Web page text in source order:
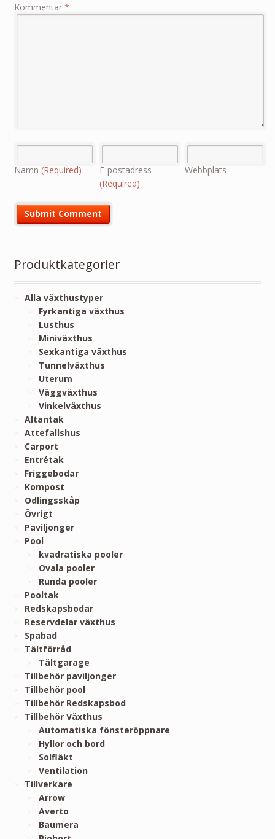
Kommentar *
Namn (Required)
E-postadress
(Required)
Webbplats
Produktkategorier
Alla växthustyper
Fyrkantiga växthus
Lusthus
Miniväxthus
Sexkantiga växthus
Tunnelväxthus
Uterum
Väggväxthus
Vinkelväxthus
Altantak
Attefallshus
Carport
Entrétak
Friggebodar
Kompost
Odlingsskåp
Övrigt
Paviljonger
Pool
kvadratiska pooler
Ovala pooler
Runda pooler
Pooltak
Redskapsbodar
Reservdelar växthus
Spabad
Tältförråd
Tältgarage
Tillbehör paviljonger
Tillbehör pool
Tillbehör Redskapsbod
Tillbehör Växthus
Automatiska fönsteröppnare
Hyllor och bord
Solfläkt
Ventilation
Tillverkare
Arrow
Averto
Baumera